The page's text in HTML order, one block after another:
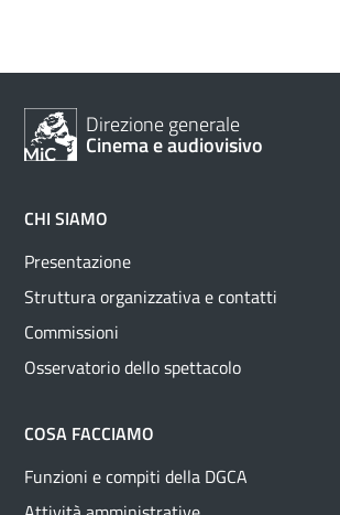
Direzione generale
Cinema e audiovisivo
CHI SIAMO
Presentazione
Struttura organizzativa e contatti
Commissioni
Osservatorio dello spettacolo
COSA FACCIAMO
Funzioni e compiti della DGCA